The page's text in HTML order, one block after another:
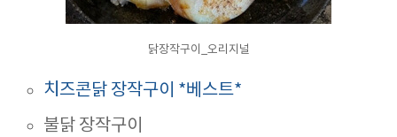
닭장작구이_오리지널
치즈콘닭 장작구이 *베스트*
불닭 장작구이